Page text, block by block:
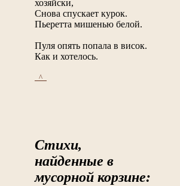
хозяйски,
Снова спускает курок.
Пьеретта мишенью белой.
Пуля опять попала в висок.
Как и хотелось.
_^_
Стихи,
найденные в
мусорной корзине: